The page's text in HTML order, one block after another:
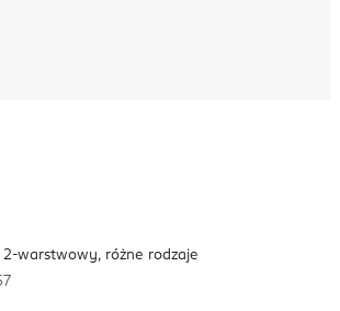
warstwowy, różne rodzaje